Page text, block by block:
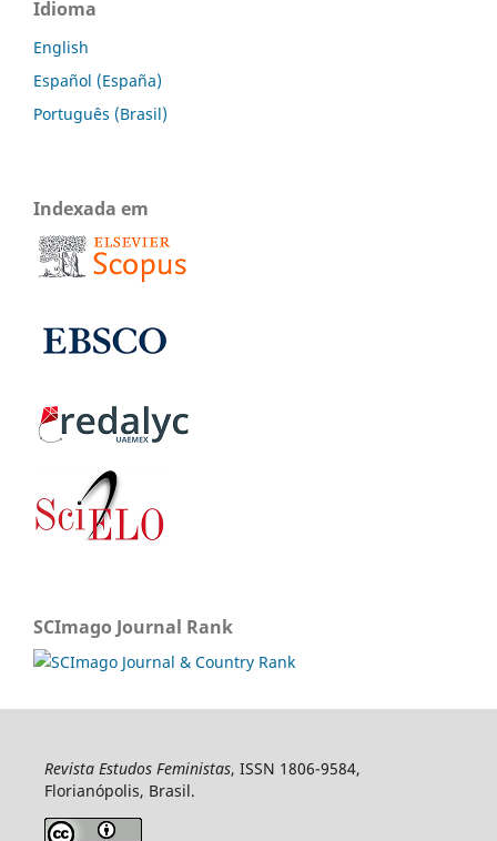
Idioma
English
Español (España)
Português (Brasil)
Indexada em
SCImago Journal Rank
Revista Estudos Feministas, ISSN 1806-9584,
Florianópolis, Brasil.